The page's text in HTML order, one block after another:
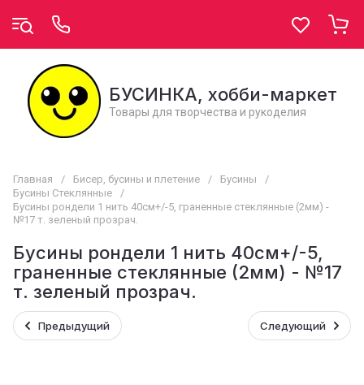
БУСИНКА, хобби-маркет
Товары для творчества и рукоделия
Главная / Бисер, бусины и плетение / Бусины
/
Бусины Стеклянные
/
Бусины рондели 1 нить 40см+/-5, граненные стеклянные (2мм) -
№17 т. зеленый прозрач.
Бусины рондели 1 нить 40см+/-5,
граненные стеклянные (2мм) - №17
т. зеленый прозрач.
Предыдущий Следующий